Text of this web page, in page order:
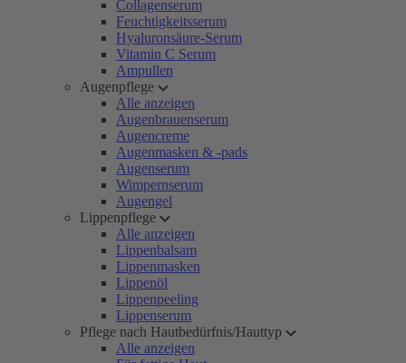
Collagenserum
Feuchtigkeitsserum
Hyaluronsäure-Serum
Vitamin C Serum
Ampullen
Augenpflege
Alle anzeigen
Augenbrauenserum
Augencreme
Augenmasken & -pads
Augenserum
Wimpernserum
Augengel
Lippenpflege
Alle anzeigen
Lippenbalsam
Lippenmasken
Lippenöl
Lippenpeeling
Lippenserum
Pflege nach Hautbedürfnis/Hauttyp
Alle anzeigen